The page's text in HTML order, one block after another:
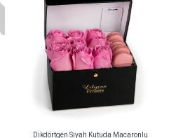
Dikdörtgen Siyah Kutuda Macaronlu